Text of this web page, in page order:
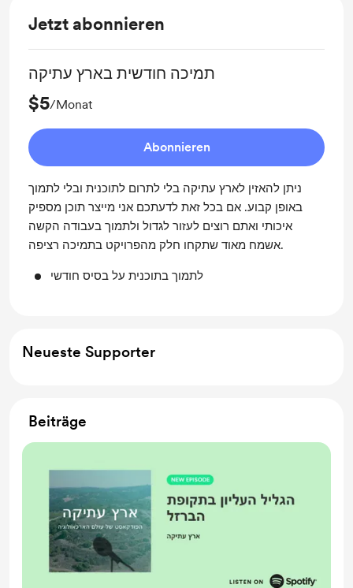
Jetzt abonnieren
תמיכה חודשית בארץ עתיקה
$5/Monat
Abonnieren
ניתן להאזין לארץ עתיקה בלי לתרום לתוכנית ובלי לתמוך
באופן קבוע. אם בכל זאת לדעתכם אני מייצר תוכן מספיק
איכותי ואתם רוצים לעזור לגדול ולתמוך בעבודה הקשה
אשמח מאוד שתקחו חלק מהפרויקט בתמיכה רציפה.
לתמוך בתוכנית על בסיס חודשי
Neueste Supporter
Beiträge